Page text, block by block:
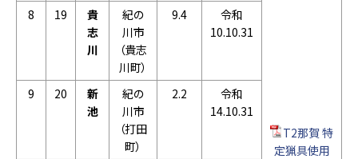
T2那賀 特
定猟具使用
8 19
貴
志
川
紀の
川市
（貴志
川町）
9.4
令和
10.10.31
9 20
新
池
紀の
川市
（打田
町）
2.2
令和
14.10.31